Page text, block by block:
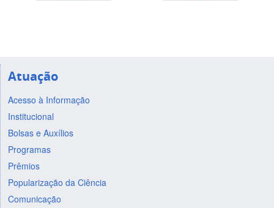
Atuação
Acesso à Informação
Institucional
Bolsas e Auxílios
Programas
Prêmios
Popularização da Ciência
Comunicação